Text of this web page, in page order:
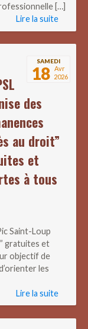
[…]
Lire la suite
SAMEDI
18 Avr
2026
des
au droit”
et
à tous
Saint-Loup
gratuites et
objectif de
les
Lire la suite